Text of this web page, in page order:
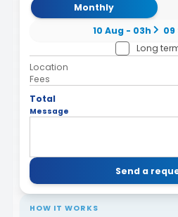
Monthly
10 Aug - 03h
09
Long
Location
Fees
Total
Message
Send a
HOW IT WORKS